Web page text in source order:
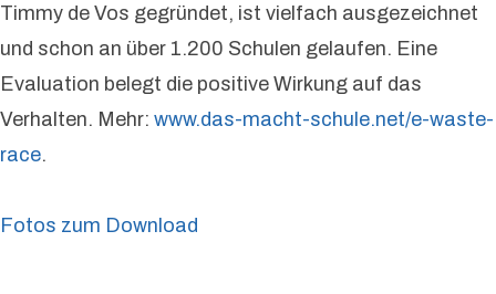
Timmy de Vos gegründet, ist vielfach ausgezeichnet
und schon an über 1.200 Schulen gelaufen. Eine
Evaluation belegt die positive Wirkung auf das
Verhalten. Mehr: www.das-macht-schule.net/e-waste-
race.
Fotos zum Download